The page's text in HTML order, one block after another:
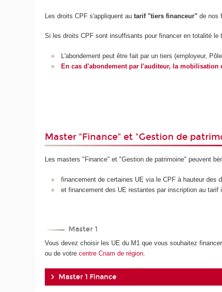
Les droits CPF s'appliquent autarif "tiers financeur" de nos
Si les droits CPF sont insuffisants pour financer en totalité
L'abondement peut être fait par un tiers (employeur,
En cas d'abondement par l'auditeur, la
Master "Finance" et "Gestion de
Les masters "Finance" et "Gestion de patrimoine" peuvent
financement de certaines UE via le CPF à hauteur des
et financement des UE restantes par inscription au tarif
Master 1
Vous devez choisir les UE du M1 que vous souhaitez
ou de votrecentre Cnam de région.
Master 1 Finance